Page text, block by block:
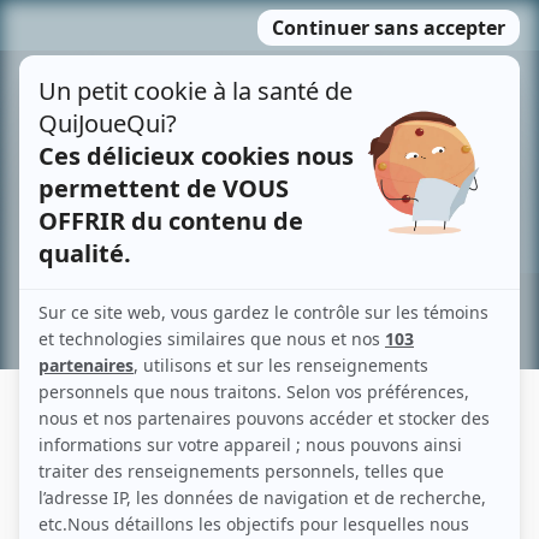
MENU
contenu
Recherche avancée »
JIMMY KAUFMAN
Liens
Fiche de Jimmy Kaufman sur Showbizz.net